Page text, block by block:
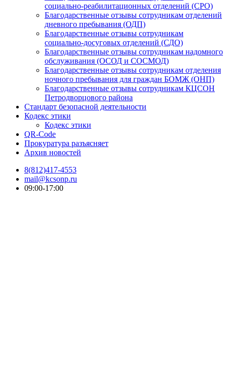
социально-реабилитационных отделений (СРО)
Благодарственные отзывы сотрудникам отделений
дневного пребывания (ОДП)
Благодарственные отзывы сотрудникам
социально-досуговых отделений (СДО)
Благодарственные отзывы сотрудникам надомного
обслуживания (ОСОД и СОСМОД)
Благодарственные отзывы сотрудникам отделения
ночного пребывания для граждан БОМЖ (ОНП)
Благодарственные отзывы сотрудникам КЦСОН
Петродворцового района
Стандарт безопасной деятельности
Кодекс этики
Кодекс этики
QR-Code
Прокуратура разъясняет
Архив новостей
8(812)417-4553
mail@kcsonp.ru
09:00-17:00